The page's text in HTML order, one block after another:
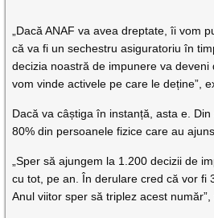
„Dacă ANAF va avea dreptate, îi vom
că va fi un sechestru asiguratoriu în
decizia noastră de impunere va
vom vinde activele pe care le deține”,
Dacă va câștiga în instanță, asta e.
80% din persoanele fizice care au
„Sper să ajungem la 1.200 decizii de
cu tot, pe an. În derulare cred că vor fi
Anul viitor sper să triplez acest